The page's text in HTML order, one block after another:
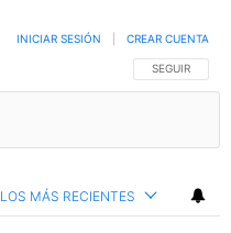
SIGA ESTA
SEGUIR
INICIAR SESIÓN CREAR CUENTA
LOS MÁS RECIENTES